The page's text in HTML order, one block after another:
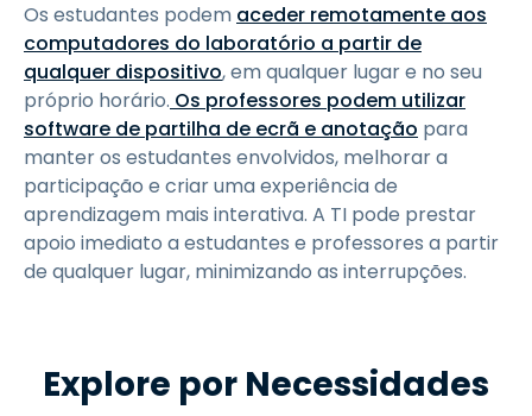
Os estudantes podem aceder remotamente aos
computadores do laboratório a partir de
qualquer dispositivo, em qualquer lugar e no seu
próprio horário. Os professores podem utilizar
software de partilha de ecrã e anotação para
manter os estudantes envolvidos, melhorar a
participação e criar uma experiência de
aprendizagem mais interativa. A TI pode prestar
apoio imediato a estudantes e professores a partir
de qualquer lugar, minimizando as interrupções.
Explore por Necessidades